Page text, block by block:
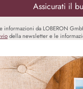
Assicurati il
informazioni da LOBERON
della newsletter e le